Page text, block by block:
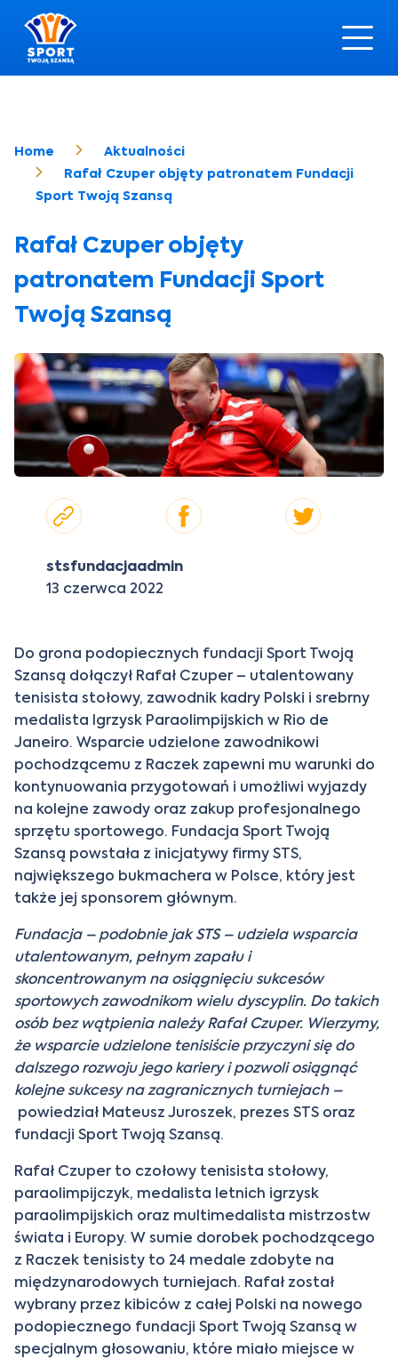
Home
Aktualności
Rafał Czuper objęty patronatem Fundacji
Sport Twoją Szansą
Rafał Czuper objęty
patronatem Fundacji Sport
Twoją Szansą
stsfundacjaadmin
13 czerwca 2022
Do grona podopiecznych fundacji Sport Twoją
Szansą dołączył Rafał Czuper – utalentowany
tenisista stołowy, zawodnik kadry Polski i srebrny
medalista Igrzysk Paraolimpijskich w Rio de
Janeiro. Wsparcie udzielone zawodnikowi
pochodzącemu z Raczek zapewni mu warunki do
kontynuowania przygotowań i umożliwi wyjazdy
na kolejne zawody oraz zakup profesjonalnego
sprzętu sportowego. Fundacja Sport Twoją
Szansą powstała z inicjatywy firmy STS,
największego bukmachera w Polsce, który jest
także jej sponsorem głównym.
Fundacja – podobnie jak STS – udziela wsparcia
utalentowanym, pełnym zapału i
skoncentrowanym na osiągnięciu sukcesów
sportowych zawodnikom wielu dyscyplin. Do takich
osób bez wątpienia należy Rafał Czuper. Wierzymy,
że wsparcie udzielone tenisiście przyczyni się do
dalszego rozwoju jego kariery i pozwoli osiągnąć
kolejne sukcesy na zagranicznych turniejach –
powiedział Mateusz Juroszek, prezes STS oraz
fundacji Sport Twoją Szansą.
Rafał Czuper to czołowy tenisista stołowy,
paraolimpijczyk, medalista letnich igrzysk
paraolimpijskich oraz multimedalista mistrzostw
świata i Europy. W sumie dorobek pochodzącego
z Raczek tenisisty to 24 medale zdobyte na
międzynarodowych turniejach. Rafał został
wybrany przez kibiców z całej Polski na nowego
podopiecznego fundacji Sport Twoją Szansą w
specjalnym głosowaniu, które miało miejsce w